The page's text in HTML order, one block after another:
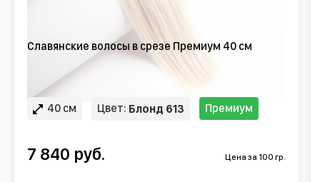
Славянские волосы в срезе Премиум 40 см
40 см Цвет: Блонд 613 Премиум
7 840 руб. Цена за 100 гр.